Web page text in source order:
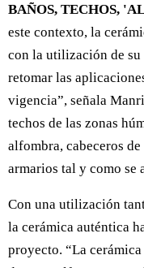
BAÑOS, TECHOS,
este contexto, la
con la utilización de
retomar las
vigencia”, señala
techos de las zonas
alfombra, cabeceros
armarios tal y como se
Con una utilización
la cerámica auténtica
proyecto. “La